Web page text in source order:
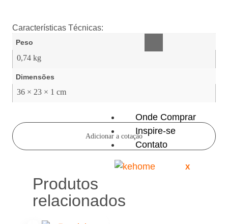
Onde Comprar
Inspire-se
Contato
X
Características Técnicas:
Peso
0,74 kg
Dimensões
36 × 23 × 1 cm
Adicionar a cotação
Produtos
relacionados